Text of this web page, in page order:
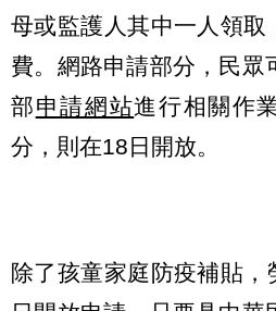
母或監護人其中一人領取
費。網路申請部分，民眾
部申請網站進行相關作
分，則在18日開放。
除了孩童家庭防疫補貼